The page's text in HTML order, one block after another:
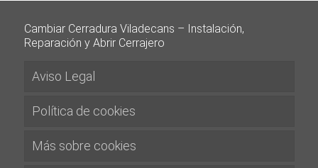
Cambiar Cerradura Viladecans – Instalación,
Reparación y Abrir Cerrajero
Aviso Legal
Política de cookies
Más sobre cookies